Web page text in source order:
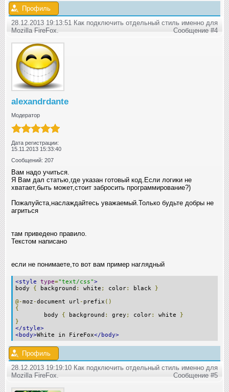
Профиль
28.12.2013 19:13:51 Как подключить отдельный стиль именно для
Mozilla FireFox.
Сообщение #4
alexandrdante
Модератор
Дата регистрации:
15.11.2013 15:33:40
Сообщений: 207
Вам надо учиться.
Я Вам дал статью,где указан готовый код.Если логики не
хватает,быть может,стоит забросить программирование?)
Пожалуйста,наслаждайтесь уважаемый.Только будьте добры не
агриться
там приведено правило.
Текстом написано
если не понимаете,то вот вам пример наглядный
<style type="text/css">
body { background : white ; color: black }
@-moz -document url - prefix ()
{
body { background : grey ; color: white }
}
</style>
<body>White in FireFox</body>
Профиль
28.12.2013 19:19:10 Как подключить отдельный стиль именно для
Mozilla FireFox.
Сообщение #5